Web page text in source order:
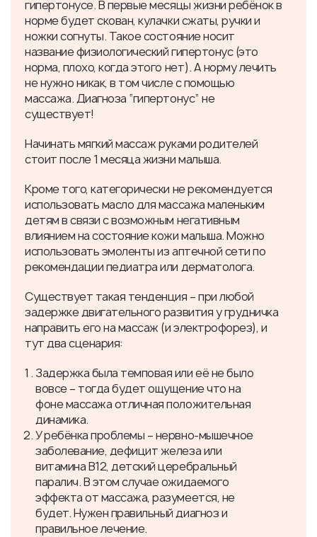
гипертонусе. В первые месяцы жизни ребёнок в
норме будет скован, кулачки сжаты, ручки и
ножки согнуты. Такое состояние носит
название физиологический гипертонус (это
норма, плохо, когда этого нет). А норму лечить
не нужно никак, в том числе с помощью
массажа. Диагноза “гипертонус” не
существует!
Начинать мягкий массаж руками родителей
стоит после 1 месяца жизни малыша.
Кроме того, категорически не рекомендуется
использовать масло для массажа маленьким
детям в связи с возможным негативным
влиянием на состояние кожи малыша. Можно
использовать эмоленты из аптечной сети по
рекомендации педиатра или дерматолога.
Существует такая тенденция – при любой
задержке двигательного развития у грудничка
направить его на массаж (и электрофорез), и
тут два сценария:
Задержка была темповая или её не было
вовсе – тогда будет ощущение что на
фоне массажа отличная положительная
динамика.
У ребёнка проблемы – нервно-мышечное
заболевание, дефицит железа или
витамина В12, детский церебральный
паралич. В этом случае ожидаемого
эффекта от массажа, разумеется, не
будет. Нужен правильный диагноз и
правильное лечение.